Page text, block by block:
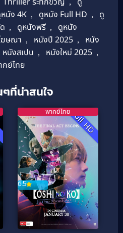
นัง 4K , ดูหนัง Full HD ,
ดู
, ดูหนังฟรี ,
ดูหนัง
ฆษณา , หนังปี 2025 ,
หนัง
หนังสเปน , หนังใหม่ 2025 ,
กย์ไทย
ๆที่น่าสนใจ
Full HD
6.5
พากย์ไทย